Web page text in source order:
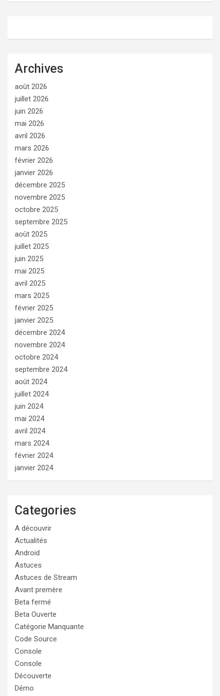
Archives
août 2026
juillet 2026
juin 2026
mai 2026
avril 2026
mars 2026
février 2026
janvier 2026
décembre 2025
novembre 2025
octobre 2025
septembre 2025
août 2025
juillet 2025
juin 2025
mai 2025
avril 2025
mars 2025
février 2025
janvier 2025
décembre 2024
novembre 2024
octobre 2024
septembre 2024
août 2024
juillet 2024
juin 2024
mai 2024
avril 2024
mars 2024
février 2024
janvier 2024
Categories
A découvrir
Actualités
Android
Astuces
Astuces de Stream
Avant premère
Beta fermé
Beta Ouverte
Catégorie Manquante
Code Source
Console
Console
Découverte
Démo